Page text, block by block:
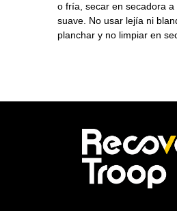
o fría, secar en secadora a
suave. No usar lejía ni
planchar y no limpiar en